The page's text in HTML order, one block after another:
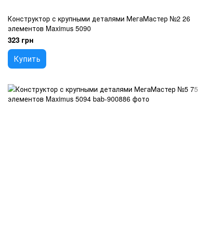
Конструктор с крупными деталями МегаМастер №2 26
элементов Maximus 5090
323 грн
Купить